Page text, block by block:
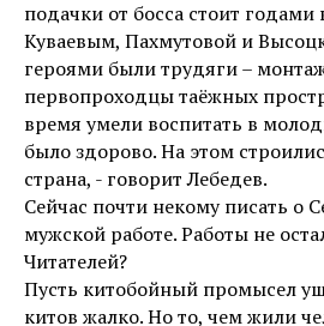
подачки от босса стоит годами
Куваевым, Пахмутовой и
героями были трудяги –
первопроходцы таёжных
время умели воспитать в
было здорово. На этом
страна, - говорит Лебедев.
Сейчас почти некому писать о
мужской работе. Работы не
Читателей?
Пусть китобойный промысел
китов жалко. Но то, чем жили